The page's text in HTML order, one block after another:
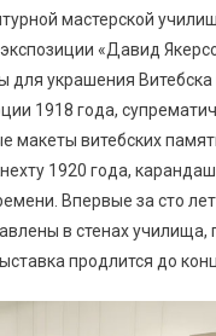
мастерской
«Давид
для украшения
1918 года,
макеты витебских
1920 года,
Впервые за сто
в стенах училища,
продлится до